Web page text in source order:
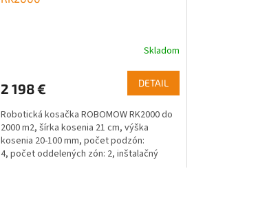
Skladom
2 198 € DETAIL
Robotická kosačka ROBOMOW RK2000 do
2000 m2, šírka kosenia 21 cm, výška
kosenia 20-100 mm, počet podzón:
4, počet oddelených zón: 2, inštalačný